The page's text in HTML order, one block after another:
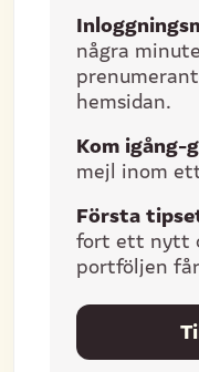
några
hemsidan.
Kom igång-
mejl inom
Första
fort ett nytt
portföljen